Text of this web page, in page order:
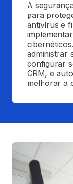
A
para
antivírus e
administrar
configurar
CRM, e
melhorar a